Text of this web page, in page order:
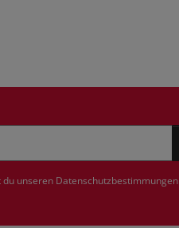
du unseren Datenschutzbestimmungen